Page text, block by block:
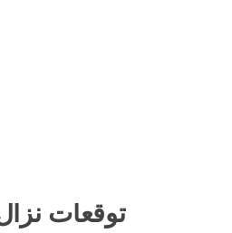
توقعات